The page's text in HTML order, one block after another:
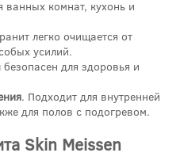
ванных комнат, кухонь и
легко очищается от
усилий.
для здоровья и
. Подходит для внутренней
для полов с подогревом.
Skin Meissen